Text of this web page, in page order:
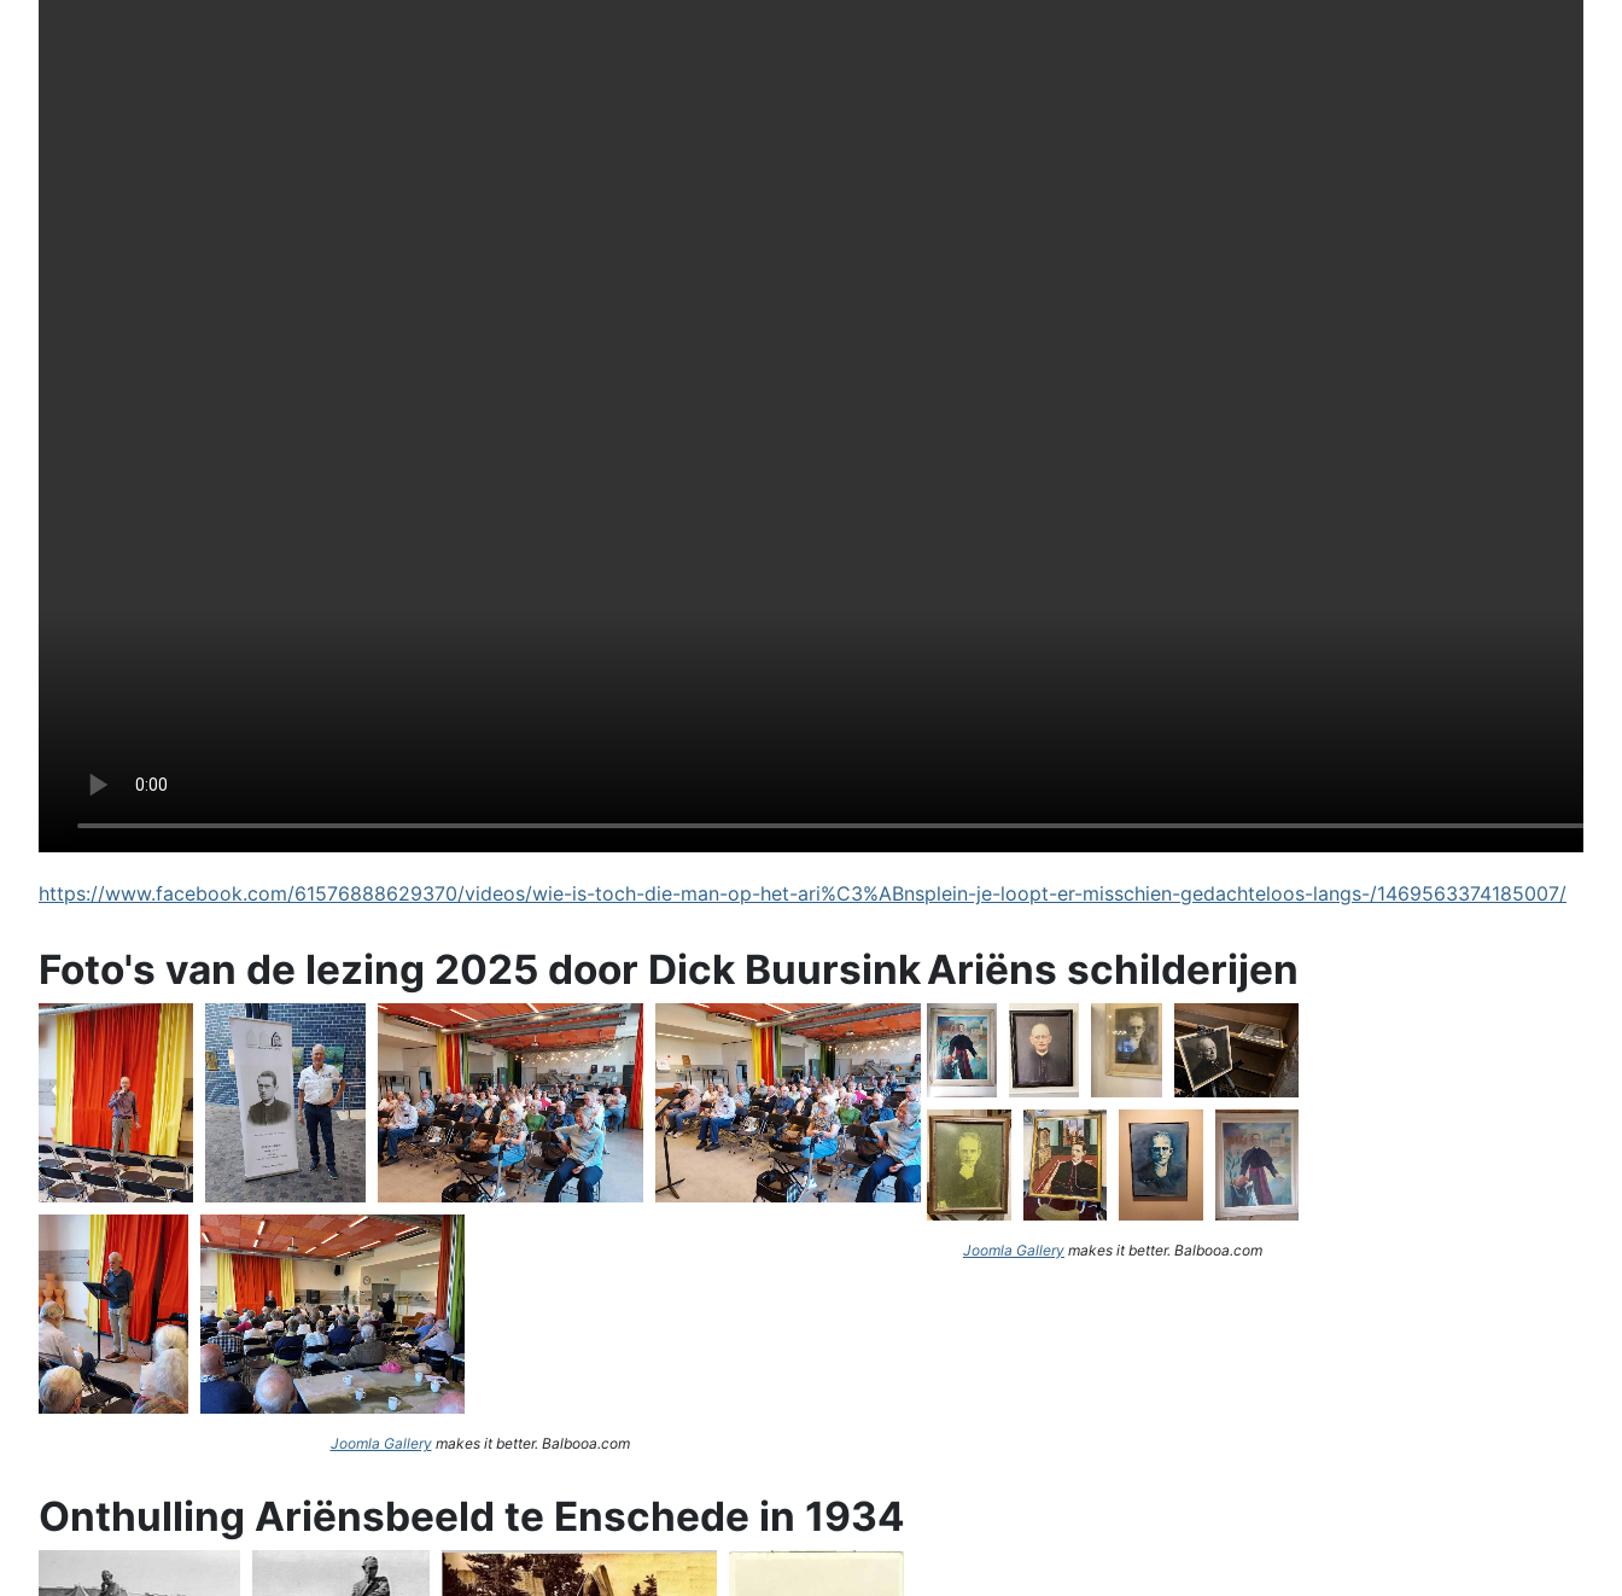
https://www.facebook.com/61576888629370/videos/wie-is-toch-die-man-op-het-ari%C3%ABnsplein-je-loopt-er-misschien-gedachteloos-langs-/1469563374185007/
Foto's van de lezing 2025 door Dick Buursink
Joomla Gallerymakes it better. Balbooa.com
Ariëns schilderijen
Joomla Gallery makes it better. Balbooa.com
Onthulling Ariënsbeeld te Enschede in 1934